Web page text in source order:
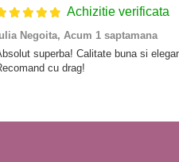
Achizitie verificata
Iulia Negoita, Acum 1 saptamana
superba! Calitate buna si
cu drag!